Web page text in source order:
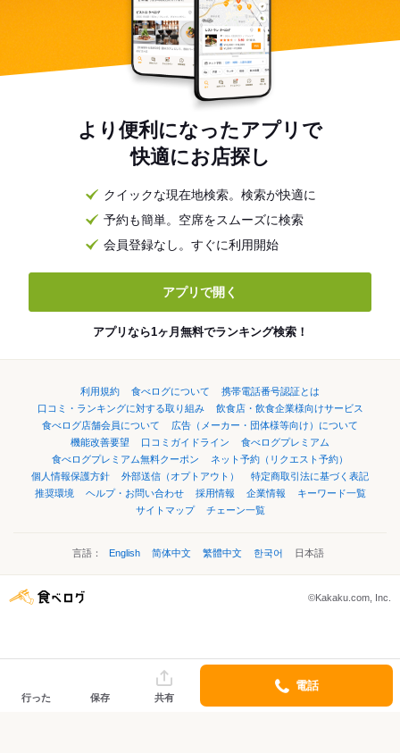
より便利になったアプリで
快適にお店探し
クイックな現在地検索。検索が快適に
予約も簡単。空席をスムーズに検索
会員登録なし。すぐに利用開始
アプリで開く
アプリなら1ヶ月無料でランキング検索！
利用規約 食べログについて
携帯電話番号認証とは
口コミ・ランキングに対する取り組み
飲食店・飲食企業様向けサービス
食べログ店舗会員について
広告（メーカー・団体様等向け）について
機能改善要望
口コミガイドライン
食べログプレミアム
食べログプレミアム無料クーポン
ネット予約（リクエスト予約）
個人情報保護方針
外部送信（オプトアウト）
特定商取引法に基づく表記
推奨環境
ヘルプ・お問い合わせ 採用情報 企業情報
キーワード一覧
サイトマップ
チェーン一覧
言語： English 简体中文 繁體中文 한국어 日本語
©Kakaku.com, Inc.
行った 保存 共有
電話